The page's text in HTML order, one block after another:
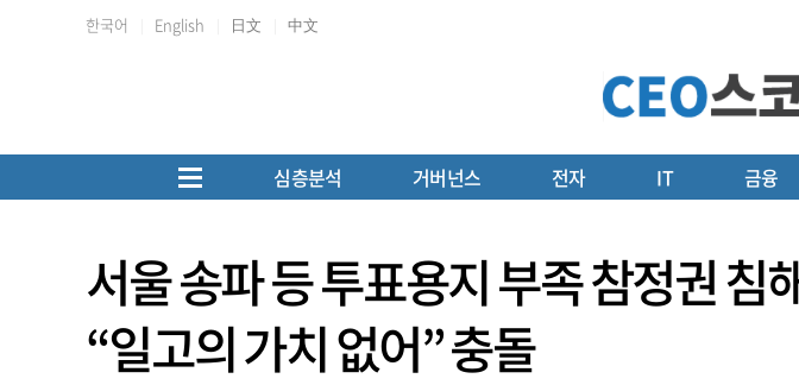
한국어 English 日文 中文
심층분석 거버넌스 전자 IT 금융
서울 송파 등 투표용지 부족 참정권
“일고의 가치 없어” 충돌